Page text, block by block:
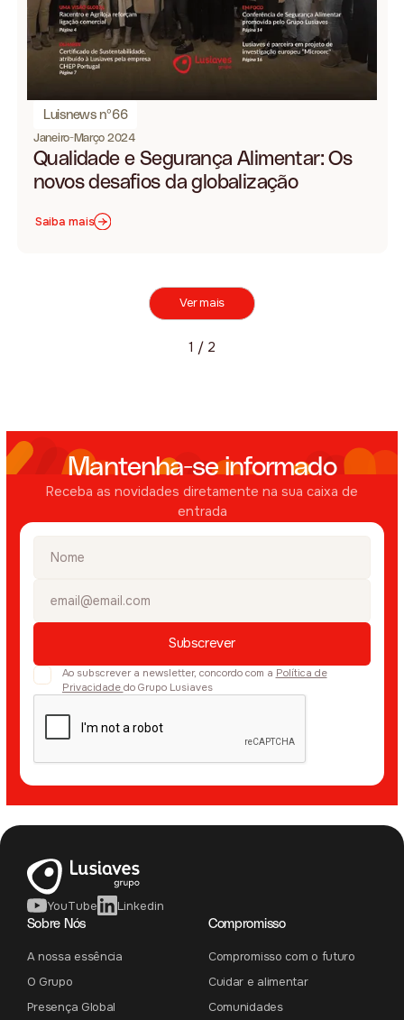
Luisnews nº66
Janeiro-Março 2024
Qualidade e Segurança Alimentar: Os
novos desafios da globalização
Saiba mais
Ver mais
1 / 2
Mantenha-se informado
Receba as novidades diretamente na sua caixa de
entrada
Ao subscrever a newsletter, concordo com a Política de
Privacidade do Grupo Lusiaves
YouTube
Linkedin
Sobre Nós
A nossa essência
O Grupo
Presença Global
Compromisso
Compromisso com o futuro
Cuidar e alimentar
Comunidades